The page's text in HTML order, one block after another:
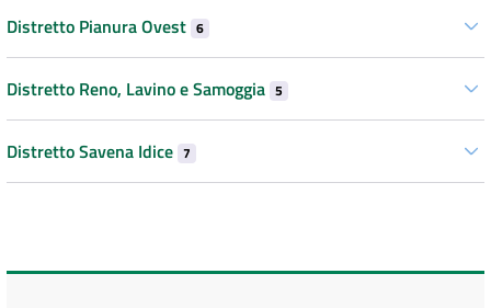
Distretto Pianura Ovest 6
Distretto Reno, Lavino e Samoggia 5
Distretto Savena Idice 7